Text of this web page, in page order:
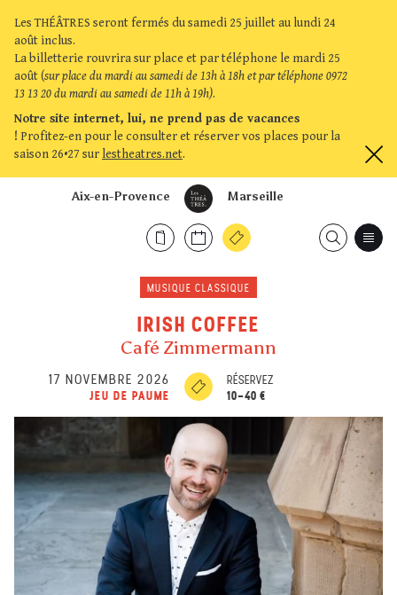
Les THÉÂTRES seront fermés du samedi 25 juillet au lundi 24
août inclus.
La billetterie rouvrira sur place et par téléphone le mardi 25
août (sur place du mardi au samedi de 13h à 18h et par téléphone 0972
13 13 20 du mardi au samedi de 11h à 19h).
Notre site internet, lui, ne prend pas de vacances
! Profitez-en pour le consulter et réserver vos places pour la
saison 26•27 sur lestheatres.net.
Marseille
Aix-en-Provence
MUSIQUE CLASSIQUE
IRISH COFFEE
Café Zimmermann
17 NOVEMBRE 2026
JEU DE PAUME
RÉSERVEZ
10-40 €